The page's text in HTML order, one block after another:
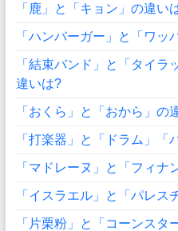
「鹿」と「キョン」の違い
「ハンバーガー」と「ワッ
「結束バンド」と「タイ
違いは?
「おくら」と「おから」の
「打楽器」と「ドラム」
「マドレーヌ」と「フィナ
「イスラエル」と「パレス
「片栗粉」と「コーンスタ